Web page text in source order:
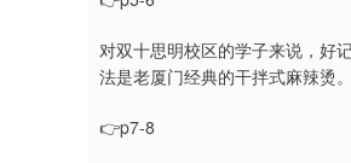
对双十思明校区的学子来说，好
法是老厦门经典的干拌式麻辣烫。
👉p7-8